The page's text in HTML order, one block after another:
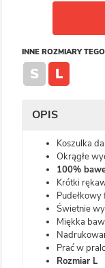
INNE ROZMIARY
S L
OPIS
Koszulka
Okrągłe
100%
Krótki
Pudełkowy
Świetnie
Miękka
Prać w
Rozmiar L